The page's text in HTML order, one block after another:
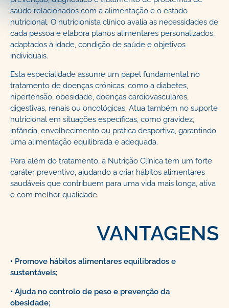
saúde relacionados com a alimentação e o estado
nutricional. O nutricionista clínico avalia as necessidades de
cada pessoa e elabora planos alimentares personalizados,
adaptados à idade, condição de saúde e objetivos
individuais.
Esta especialidade assume um papel fundamental no
tratamento de doenças crónicas, como a diabetes,
hipertensão, obesidade, doenças cardiovasculares,
digestivas, renais ou oncológicas. Atua também no suporte
nutricional em situações específicas, como gravidez,
infância, envelhecimento ou prática desportiva, garantindo
uma alimentação equilibrada e adequada.
Para além do tratamento, a Nutrição Clínica tem um forte
caráter preventivo, ajudando a criar hábitos alimentares
saudáveis que contribuem para uma vida mais longa, ativa
e com melhor qualidade.
VANTAGENS
• Promove hábitos alimentares equilibrados e
sustentáveis;
• Ajuda no controlo de peso e prevenção da
obesidade;